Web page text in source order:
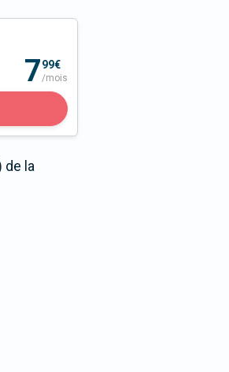
799€
/mois
de la